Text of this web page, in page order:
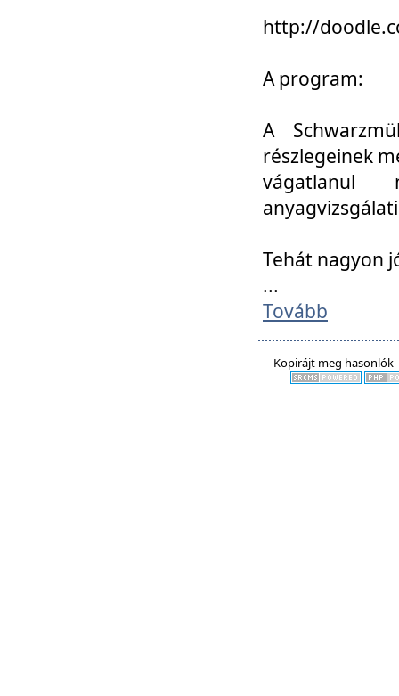
http://
A program:
A
részlegeinek
vágatlanul
Tehát nagyon
...
Tovább
Kopirájt meg hasonlók